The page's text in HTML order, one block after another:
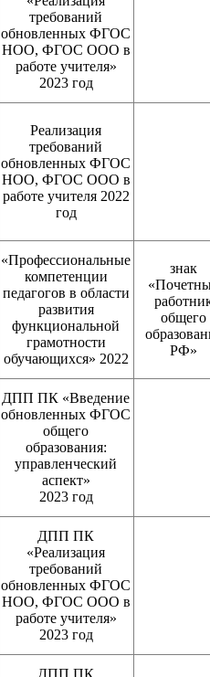
требований
обновленных ФГОС
НОО, ФГОС ООО в
работе учителя»
2023 год
Реализация
требований
обновленных ФГОС
НОО, ФГОС ООО в
работе учителя 2022
год
«Профессиональные
компетенции
педагогов в области
развития
функциональной
грамотности
обучающихся» 2022
знак
общего
РФ»
ДПП ПК «Введение
обновленных ФГОС
общего
образования:
управленческий
аспект»
2023 год
ДПП ПК
«Реализация
требований
обновленных ФГОС
НОО, ФГОС ООО в
работе учителя»
2023 год
ДПП ПК